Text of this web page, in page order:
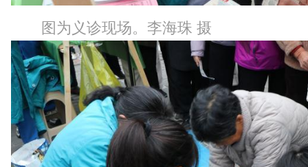
图为义诊现场。李海珠 摄